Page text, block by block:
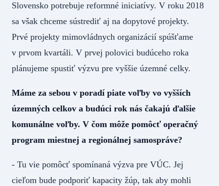
Slovensko potrebuje reformné iniciatívy. V roku 2018
sa však chceme sústrediť aj na dopytové projekty.
Prvé projekty mimovládnych organizácií spúšťame
v prvom kvartáli. V prvej polovici budúceho roka
plánujeme spustiť výzvu pre vyššie územné celky.
Máme za sebou v poradí piate voľby vo vyšších
územných celkov a budúci rok nás čakajú ďalšie
komunálne voľby. V čom môže pomôcť operačný
program miestnej a regionálnej samospráve?
- Tu vie pomôcť spomínaná výzva pre VÚC. Jej
cieľom bude podporiť kapacity žúp, tak aby mohli